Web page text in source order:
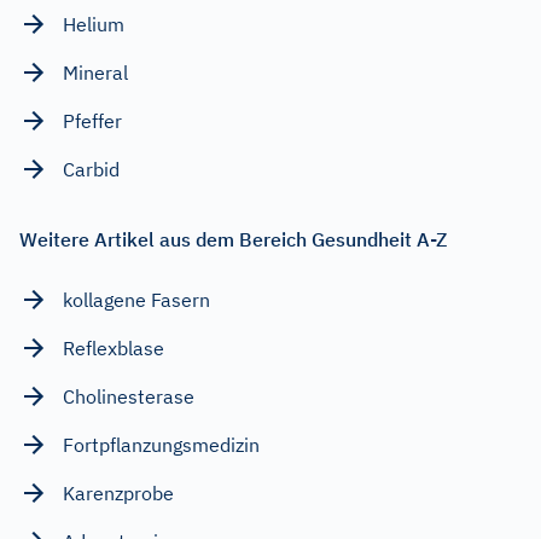
Helium
Mineral
Pfeffer
Carbid
Weitere Artikel aus dem Bereich Gesundheit A-Z
kollagene Fasern
Reflexblase
Cholinesterase
Fortpflanzungsmedizin
Karenzprobe